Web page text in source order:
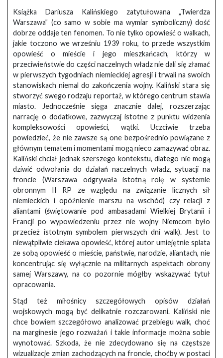
Książka Dariusza Kalińskiego zatytułowana „Twierdza
Warszawa” (co samo w sobie ma wymiar symboliczny) dość
dobrze oddaje ten fenomen. To nie tylko opowieść o walkach,
jakie toczono we wrześniu 1939 roku, to przede wszystkim
opowieść o mieście i jego mieszkańcach, którzy w
przeciwieństwie do części naczelnych władz nie dali się złamać
w pierwszych tygodniach niemieckiej agresji i trwali na swoich
stanowiskach niemal do zakończenia wojny. Kaliński stara się
stworzyć swego rodzaju reportaż, w którego centrum stawia
miasto. Jednocześnie sięga znacznie dalej, rozszerzając
narrację o dodatkowe, zazwyczaj istotne z punktu widzenia
kompleksowości opowieści, wątki. Uczciwie trzeba
powiedzieć, że nie zawsze są one bezpośrednio powiązane z
głównym tematem i momentami mogą nieco zamazywać obraz.
Kaliński chciał jednak szerszego kontekstu, dlatego nie mogą
dziwić odwołania do działań naczelnych władz, sytuacji na
froncie (Warszawa odgrywała istotną rolę w systemie
obronnym II RP ze względu na związanie licznych sił
niemieckich i opóźnienie marszu na wschód) czy relacji z
aliantami (świętowanie pod ambasadami Wielkiej Brytanii i
Francji po wypowiedzeniu przez nie wojny Niemcom było
przecież istotnym symbolem pierwszych dni walk). Jest to
niewątpliwie ciekawa opowieść, której autor umiejętnie splata
ze sobą opowieść o mieście, państwie, narodzie, aliantach, nie
koncentrując się wyłącznie na militarnych aspektach obrony
samej Warszawy, na co pozornie mógłby wskazywać tytuł
opracowania.
Stąd też miłośnicy szczegółowych opisów działań
wojskowych mogą być delikatnie rozczarowani. Kaliński nie
chce bowiem szczegółowo analizować przebiegu walk, choć
na marginesie jego rozważań i takie informacje można sobie
wynotować. Szkoda, że nie zdecydowano się na częstsze
wizualizacje zmian zachodzących na froncie, choćby w postaci